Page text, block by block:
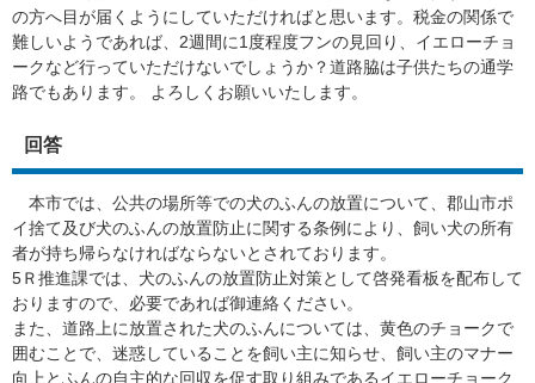
の方へ目が届くようにしていただければと思います。税金の関係で
難しいようであれば、2週間に1度程度フンの見回り、イエローチョ
ークなど行っていただけないでしょうか？道路脇は子供たちの通学
路でもあります。 よろしくお願いいたします。
回答
本市では、公共の場所等での犬のふんの放置について、郡山市ポ
イ捨て及び犬のふんの放置防止に関する条例により、飼い犬の所有
者が持ち帰らなければならないとされております。
5Ｒ推進課では、犬のふんの放置防止対策として啓発看板を配布して
おりますので、必要であれば御連絡ください。
また、道路上に放置された犬のふんについては、黄色のチョークで
囲むことで、迷惑していることを飼い主に知らせ、飼い主のマナー
向上とふんの自主的な回収を促す取り組みであるイエローチョーク